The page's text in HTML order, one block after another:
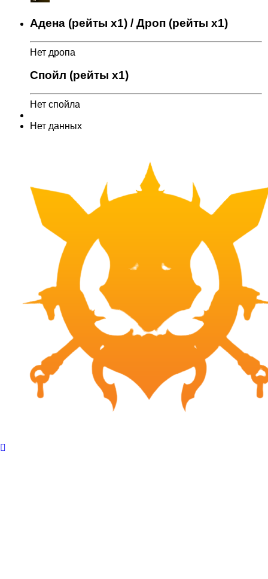
Адена (рейты x1) / Дроп (рейты x1)
Нет дропа
Спойл (рейты x1)
Нет спойла
Нет данных